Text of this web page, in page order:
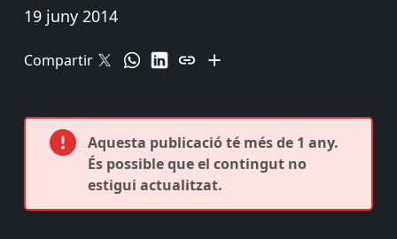
19 juny 2014
Compartir
Aquesta publicació té més de 1 any.
És possible que el contingut no
estigui actualitzat.